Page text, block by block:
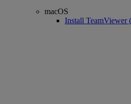
macOS
Install TeamViewer